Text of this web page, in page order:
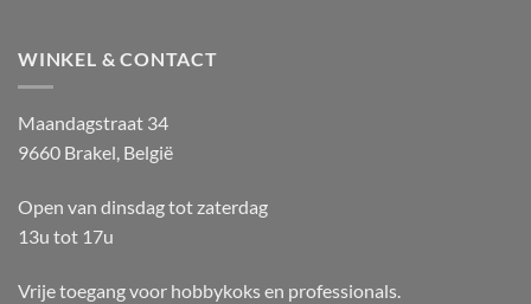
WINKEL & CONTACT
Maandagstraat 34
9660 Brakel, België
Open van dinsdag tot zaterdag
13u tot 17u
Vrije toegang voor hobbykoks en professionals.